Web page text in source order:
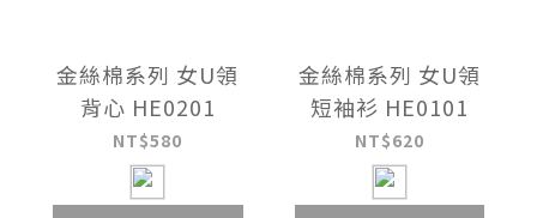
金絲棉系列 女U領
背心 HE0201
NT$580
金絲棉系列 女U領
短袖衫 HE0101
NT$620